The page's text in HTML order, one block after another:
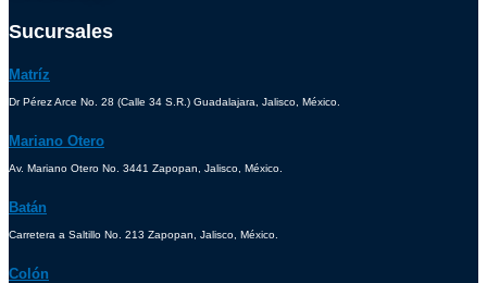
Sucursales
Matríz
Dr Pérez Arce No. 28 (Calle 34 S.R.) Guadalajara, Jalisco, México.
Mariano Otero
Av. Mariano Otero No. 3441 Zapopan, Jalisco, México.
Batán
Carretera a Saltillo No. 213 Zapopan, Jalisco, México.
Colón